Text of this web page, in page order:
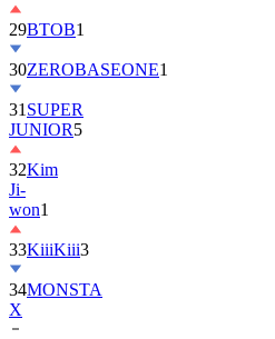
29BTOB1
30ZEROBASEONE1
31 SUPER
JUNIOR5
32Kim
Ji-
won1
33KiiiKiii3
34MONSTA
X